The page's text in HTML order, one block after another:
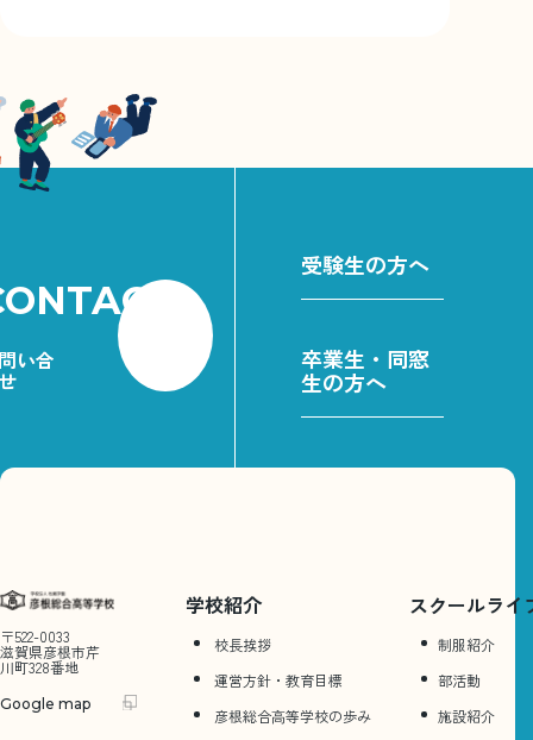
い合
受験生の方へ
卒業生・同窓
生の方へ
〒522-0033
滋賀県彦根市芹
川町328番地
Google map
学校紹介
校長挨拶
運営方針・教育目標
彦根総合⾼等学校の歩み
スクールライ
制服紹介
部活動
施設紹介